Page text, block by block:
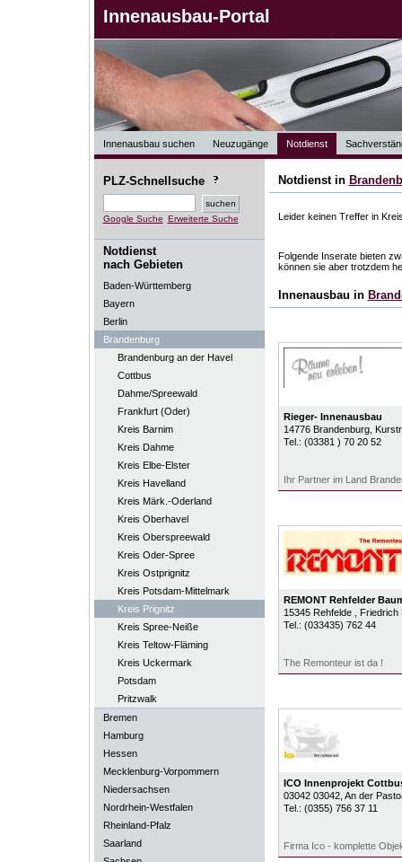
Innenausbau-Portal
Innenausbau suchen Neuzugänge Notdienst
PLZ-Schnellsuche
Google Suche Erweiterte Suche
Notdienst
nach Gebieten
Baden-Württemberg
Bayern
Berlin
Brandenburg
Brandenburg an der Havel
Cottbus
Dahme/Spreewald
Frankfurt (Oder)
Kreis Barnim
Kreis Dahme
Kreis Elbe-Elster
Kreis Havelland
Kreis Märk.-Oderland
Kreis Oberhavel
Kreis Oberspreewald
Kreis Oder-Spree
Kreis Ostprignitz
Kreis Potsdam-Mittelmark
Kreis Prignitz
Kreis Spree-Neiße
Kreis Teltow-Fläming
Kreis Uckermark
Potsdam
Pritzwalk
Bremen
Hamburg
Hessen
Mecklenburg-Vorpommern
Niedersachsen
Nordrhein-Westfalen
Rheinland-Pfalz
Saarland
Notdienst in
Leider keinen Treffer in
Folgende Inserate bieten
können sie aber trotzdem
Innenausbau in
Rieger- Innenausbau
14776 Brandenburg,
Tel.: (03381 ) 70 20 52
Ihr Partner im Land
REMONT Rehfelder
15345 Rehfelde
,
Tel.: (033435) 762 44
The Remonteur ist da !
ICO Innenprojekt
03042 03042, An der
Tel.: (0355) 756 37 11
Firma Ico - komplette